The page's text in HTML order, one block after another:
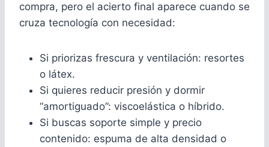
compra, pero el acierto final aparece cuando se
cruza tecnología con necesidad:
Si priorizas frescura y ventilación: resortes
o látex.
Si quieres reducir presión y dormir
“amortiguado”: viscoelástica o híbrido.
Si buscas soporte simple y precio
contenido: espuma de alta densidad o